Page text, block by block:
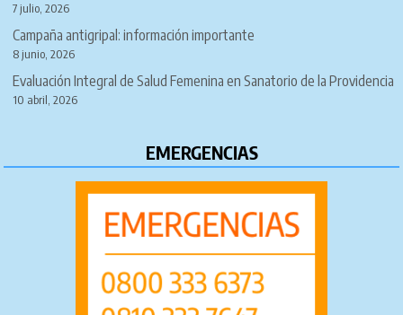
7 julio, 2026
Campaña antigripal: información importante
8 junio, 2026
Evaluación Integral de Salud Femenina en Sanatorio de la Providencia
10 abril, 2026
EMERGENCIAS